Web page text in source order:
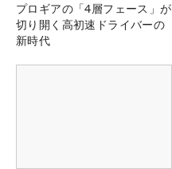
プロギアの「4層フェース」が
切り開く高初速ドライバーの
新時代